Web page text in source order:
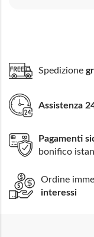
Spedizione
Assistenza
Pagamenti
bonifico
Ordine
interessi